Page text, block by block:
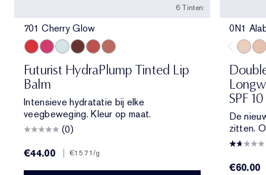
6 Tinten:
701 Cherry Glow
Futurist HydraPlump Tinted Lip
Balm
Intensieve hydratatie bij elke
veegbeweging. Kleur op maat.
(0)
€44.00
€15.71/g
0N1
SPF 10
De
zitten.
€60.00